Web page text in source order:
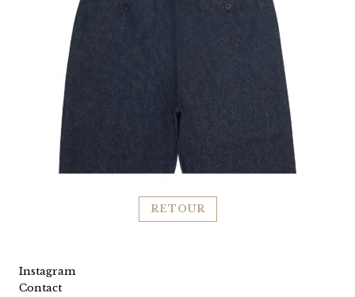
RETOUR
Instagram
Contact